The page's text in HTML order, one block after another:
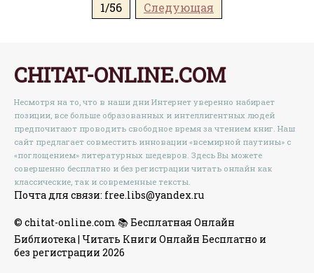
1/56 Следующая
CHITAT-ONLINE.COM
Несмотря на то, что в наши дни Интернет уверенно набирает
позиции, все больше образованных и интеллигентных людей
предпочитают проводить свободное время за чтением книг. Наш
сайт предлагает совместить инновации «всемирной паутины» с
«поглощением» литературных шедевров. Здесь Вы можете
совершенно бесплатно и без регистрации читать онлайн как
классические, так и современные тексты.
Почта для связи: free.libs@yandex.ru
© chitat-online.com 📚 Бесплатная Онлайн
Библиотека | Читать Книги Онлайн Бесплатно и
без регистрации 2026